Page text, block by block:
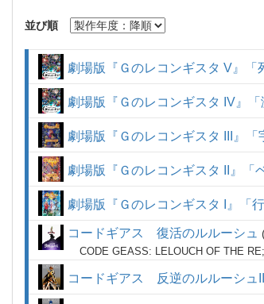
並び順
劇場版『Ｇのレコンギスタ V』「
劇場版『Ｇのレコンギスタ IV』「
劇場版『Ｇのレコンギスタ III』「
劇場版『Ｇのレコンギスタ II』「
劇場版『Ｇのレコンギスタ I』「
コードギアス 復活のルルーシュ
CODE GEASS: LELOUCH OF THE
コードギアス 反逆のルルーシュ